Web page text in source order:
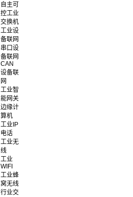
自主可
控工业
交换机
工业设
备联网
串口设
备联网
CAN
设备联
网
工业智
能网关
边缘计
算机
工业IP
电话
工业无
线
工业
WIFI
工业蜂
窝无线
行业交